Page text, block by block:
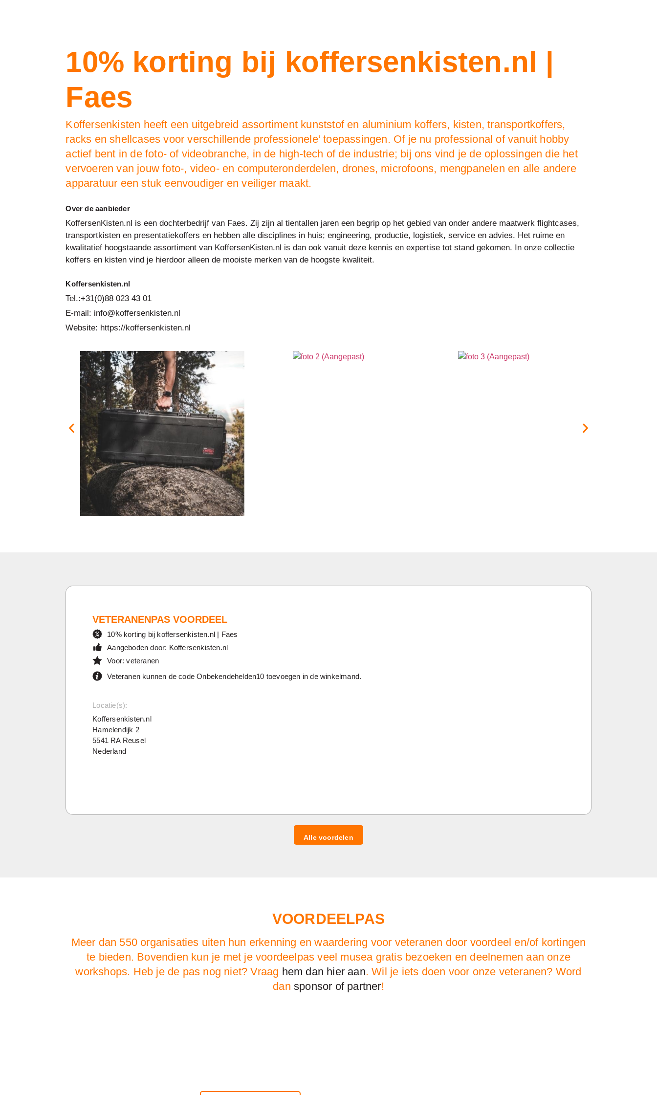
10% korting bij koffersenkisten.nl |
Faes
Koffersenkisten heeft een uitgebreid assortiment kunststof en aluminium koffers, kisten, transportkoffers,
racks en shellcases voor verschillende professionele’ toepassingen. Of je nu professional of vanuit hobby
actief bent in de foto- of videobranche, in de high-tech of de industrie; bij ons vind je de oplossingen die het
vervoeren van jouw foto-, video- en computeronderdelen, drones, microfoons, mengpanelen en alle andere
apparatuur een stuk eenvoudiger en veiliger maakt.
Over de aanbieder
KoffersenKisten.nl is een dochterbedrijf van Faes. Zij zijn al tientallen jaren een begrip op het gebied van onder andere maatwerk flightcases,
transportkisten en presentatiekoffers en hebben alle disciplines in huis; engineering, productie, logistiek, service en advies. Het ruime en
kwalitatief hoogstaande assortiment van KoffersenKisten.nl is dan ook vanuit deze kennis en expertise tot stand gekomen. In onze collectie
koffers en kisten vind je hierdoor alleen de mooiste merken van de hoogste kwaliteit.
Koffersenkisten.nl
Tel.:+31(0)88 023 43 01
E-mail: info@koffersenkisten.nl
Website: https://koffersenkisten.nl
VETERANENPAS VOORDEEL
10% korting bij koffersenkisten.nl | Faes
Aangeboden door: Koffersenkisten.nl
Voor: veteranen
Veteranen kunnen de code Onbekendehelden10 toevoegen in de winkelmand.
Locatie(s):
Koffersenkisten.nl
Hamelendijk 2
5541 RA Reusel
Nederland
Alle voordelen
VOORDEELPAS
Meer dan 550 organisaties uiten hun erkenning en waardering voor veteranen door voordeel en/of kortingen
te bieden. Bovendien kun je met je voordeelpas veel musea gratis bezoeken en deelnemen aan onze
workshops. Heb je de pas nog niet? Vraag hem dan hier aan. Wil je iets doen voor onze veteranen? Word
dan sponsor of partner!